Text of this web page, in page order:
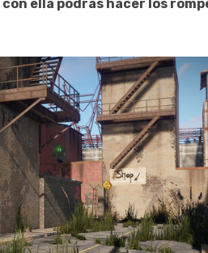
con ella podrás hacer los